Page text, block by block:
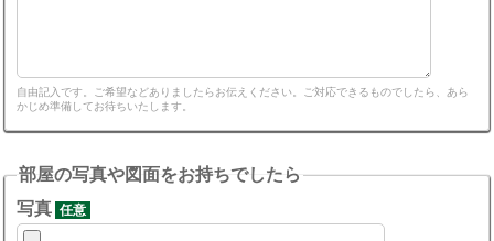
自由記入です。ご希望などありましたらお伝えください。ご対応できるものでしたら、あら
かじめ準備してお待ちいたします。
部屋の写真や図面をお持ちでしたら
写真 任意